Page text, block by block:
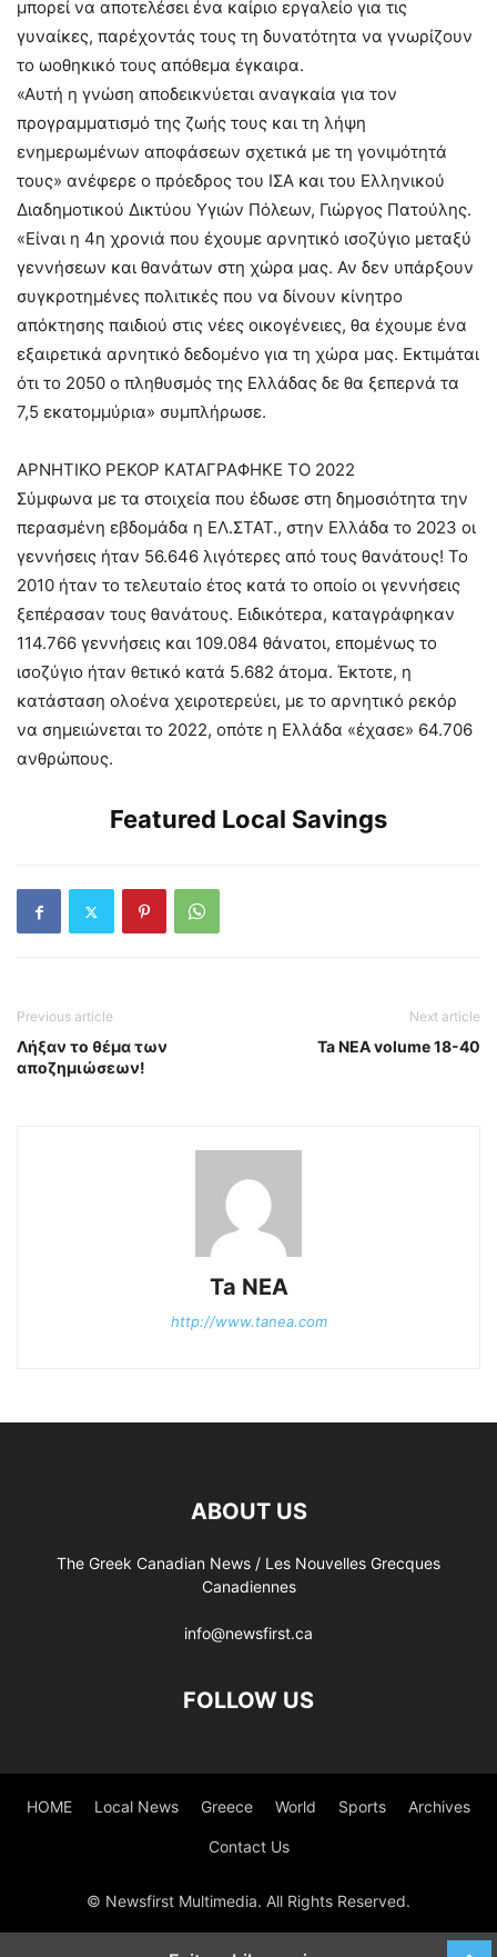
μπορεί να αποτελέσει ένα καίριο εργαλείο για τις
γυναίκες, παρέχοντάς τους τη δυνατότητα να γνωρίζουν
το ωοθηκικό τους απόθεμα έγκαιρα.
«Αυτή η γνώση αποδεικνύεται αναγκαία για τον
προγραμματισμό της ζωής τους και τη λήψη
ενημερωμένων αποφάσεων σχετικά με τη γονιμότητά
τους» ανέφερε ο πρόεδρος του ΙΣΑ και του Ελληνικού
Διαδημοτικού Δικτύου Υγιών Πόλεων, Γιώργος Πατούλης.
«Είναι η 4η χρονιά που έχουμε αρνητικό ισοζύγιο μεταξύ
γεννήσεων και θανάτων στη χώρα μας. Αν δεν υπάρξουν
συγκροτημένες πολιτικές που να δίνουν κίνητρο
απόκτησης παιδιού στις νέες οικογένειες, θα έχουμε ένα
εξαιρετικά αρνητικό δεδομένο για τη χώρα μας. Εκτιμάται
ότι το 2050 ο πληθυσμός της Ελλάδας δε θα ξεπερνά τα
7,5 εκατομμύρια» συμπλήρωσε.
ΑΡΝΗΤΙΚΟ ΡΕΚΟΡ ΚΑΤΑΓΡΑΦΗΚΕ ΤΟ 2022
Σύμφωνα με τα στοιχεία που έδωσε στη δημοσιότητα την
περασμένη εβδομάδα η ΕΛ.ΣΤΑΤ., στην Ελλάδα το 2023 οι
γεννήσεις ήταν 56.646 λιγότερες από τους θανάτους! Το
2010 ήταν το τελευταίο έτος κατά το οποίο οι γεννήσεις
ξεπέρασαν τους θανάτους. Ειδικότερα, καταγράφηκαν
114.766 γεννήσεις και 109.084 θάνατοι, επομένως το
ισοζύγιο ήταν θετικό κατά 5.682 άτομα. Έκτοτε, η
κατάσταση ολοένα χειροτερεύει, με το αρνητικό ρεκόρ
να σημειώνεται το 2022, οπότε η Ελλάδα «έχασε» 64.706
ανθρώπους.
Featured Local Savings
Previous article
Λήξαν το θέμα των
αποζημιώσεων!
Next article
Ta NEA volume 18-40
Ta NEA
http://www.tanea.com
ABOUT US
The Greek Canadian News / Les Nouvelles Grecques
Canadiennes
info@newsfirst.ca
FOLLOW US
HOME Local News Greece World Sports Archives
Contact Us
© Newsfirst Multimedia. All Rights Reserved.